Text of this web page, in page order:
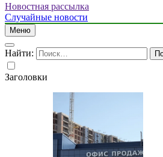
Новостная рассылка
Случайные новости
Меню
Найти:
Заголовки